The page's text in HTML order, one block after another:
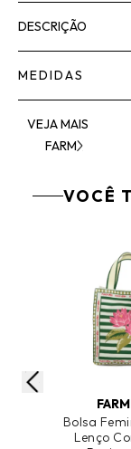
DESCRIÇÃO
MEDIDAS
VEJA MAIS
FARM
VOCÊ
Bolsa
Lenço